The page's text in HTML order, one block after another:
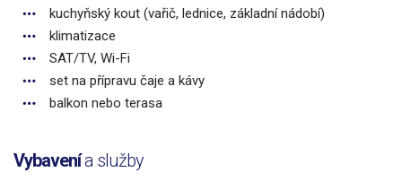
kuchyňský kout (vařič, lednice, základní nádobí)
klimatizace
SAT/TV, Wi-Fi
set na přípravu čaje a kávy
balkon nebo terasa
Vybavenía služby